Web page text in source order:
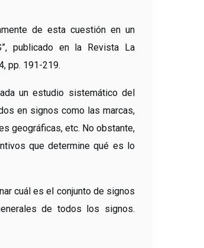
de esta cuestión en un
publicado en la Revista La
pp. 191-219.
un estudio sistemático del
en signos como las marcas,
geográficas, etc. No obstante,
que determine qué es lo
cuál es el conjunto de signos
de todos los signos.